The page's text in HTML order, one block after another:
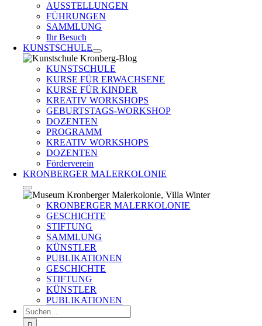
AUSSTELLUNGEN
FÜHRUNGEN
SAMMLUNG
Ihr Besuch
KUNSTSCHULE
KUNSTSCHULE
KURSE FÜR ERWACHSENE
KURSE FÜR KINDER
KREATIV WORKSHOPS
GEBURTSTAGS-WORKSHOP
DOZENTEN
PROGRAMM
KREATIV WORKSHOPS
DOZENTEN
Förderverein
KRONBERGER MALERKOLONIE
KRONBERGER MALERKOLONIE
GESCHICHTE
STIFTUNG
SAMMLUNG
KÜNSTLER
PUBLIKATIONEN
GESCHICHTE
STIFTUNG
KÜNSTLER
PUBLIKATIONEN
Suche
nach: